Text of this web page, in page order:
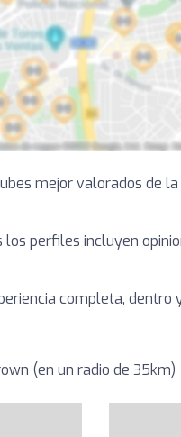
mejor valorados de
perfiles incluyen
completa, dentro
(en un radio de 35km)